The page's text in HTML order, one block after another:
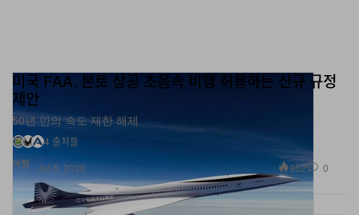
여행
미국 FAA, 본토 상공 초음속 비행 허용하는 신규 규정
제안
50년 만의 속도 제한 해제
4 출처들
Jul 6, 2026
962 0